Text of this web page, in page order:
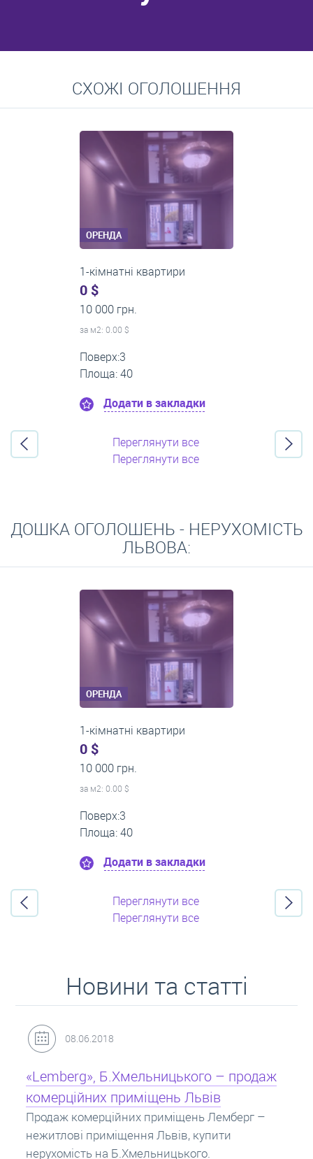
Середні ціни на довготривалу оренду квартир, особняків,
кімнат
СХОЖІ ОГОЛОШЕННЯ
ОРЕНДА
1-кімнатні квартири
0 $
11 200 грн.
за м2: 0.00 $
Поверх:1
Площа: 35
Додати в закладки
Переглянути все
Переглянути все
ДОШКА ОГОЛОШЕНЬ - НЕРУХОМІСТЬ
ЛЬВОВА:
ОРЕНДА
2-кімнатні квартири
0 $
16 000 грн.
за м2: 0.00 $
Поверх:11
Площа: 55
Додати в закладки
Переглянути все
Переглянути все
Новини та статті
31.05.2018
Кредит під заставу нерухомості: іпотека
Іпотека на квартиру – кредит на житло під
заставу нерухомості. Купити в іпотеку – що
потрібно знати? Консультація від Експертів
про іпотечні кредити.